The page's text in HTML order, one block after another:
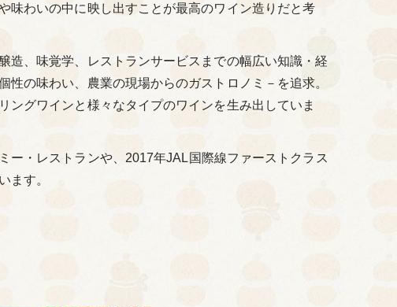
味わいの中に映し出すことが最高のワイン造りだと考
造、味覚学、レストランサービスまでの幅広い知識・経
の味わい、農業の現場からのガストロノミ－を追求。
ングワインと様々なタイプのワインを生み出していま
ー・レストランや、2017年JAL国際線ファーストクラス
ます。